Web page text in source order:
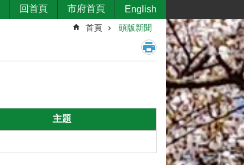
回首頁 市府首頁 English
首頁 頭版新聞
主題